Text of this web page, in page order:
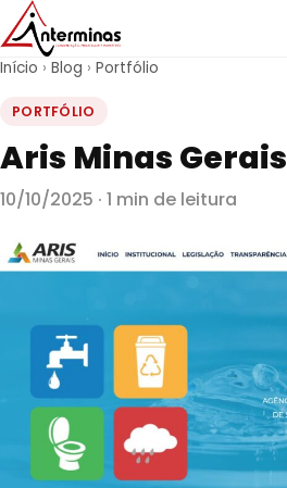
Início › Blog › Portfólio
PORTFÓLIO
Aris Minas Gerais
10/10/2025 · 1 min de leitura